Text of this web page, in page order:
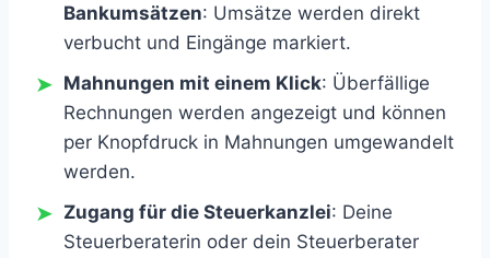
Bankumsätzen: Umsätze werden direkt
verbucht und Eingänge markiert.
Mahnungen mit einem Klick: Überfällige
Rechnungen werden angezeigt und können
per Knopfdruck in Mahnungen umgewandelt
werden.
Zugang für die Steuerkanzlei: Deine
Steuerberaterin oder dein Steuerberater